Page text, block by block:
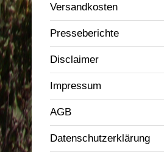
Versandkosten
Presseberichte
Disclaimer
Impressum
AGB
Datenschutzerklärung